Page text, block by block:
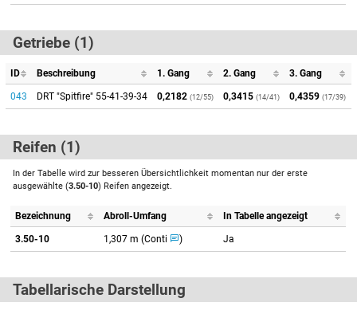
Getriebe (1)
ID Beschreibung 1. Gang 2. Gang 3. Gang
043 DRT "Spitfire" 55-41-39-34 0,2182 (12/55) 0,3415 (14/41) 0,4359 (17/39)
Reifen (1)
In der Tabelle wird zur besseren Übersichtlichkeit momentan nur der erste
ausgewählte (3.50-10) Reifen angezeigt.
Bezeichnung Abroll-Umfang In Tabelle angezeigt
3.50-10 1,307 m (Conti ) Ja
Tabellarische Darstellung